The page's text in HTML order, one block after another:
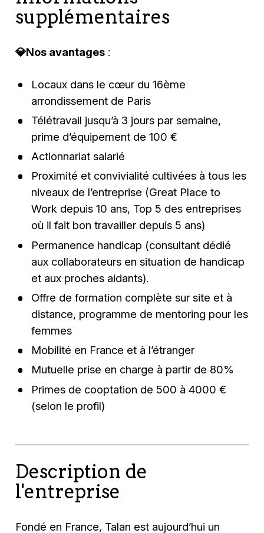
supplémentaires
💎Nos avantages :
Locaux dans le cœur du 16ème
arrondissement de Paris
Télétravail jusqu’à 3 jours par semaine,
prime d’équipement de 100 €
Actionnariat salarié
Proximité et convivialité cultivées à tous les
niveaux de l’entreprise (Great Place to
Work depuis 10 ans, Top 5 des entreprises
où il fait bon travailler depuis 5 ans)
Permanence handicap (consultant dédié
aux collaborateurs en situation de handicap
et aux proches aidants).
Offre de formation complète sur site et à
distance, programme de mentoring pour les
femmes
Mobilité en France et à l’étranger
Mutuelle prise en charge à partir de 80%
Primes de cooptation de 500 à 4000 €
(selon le profil)
Description de
l'entreprise
Fondé en France, Talan est aujourd’hui un